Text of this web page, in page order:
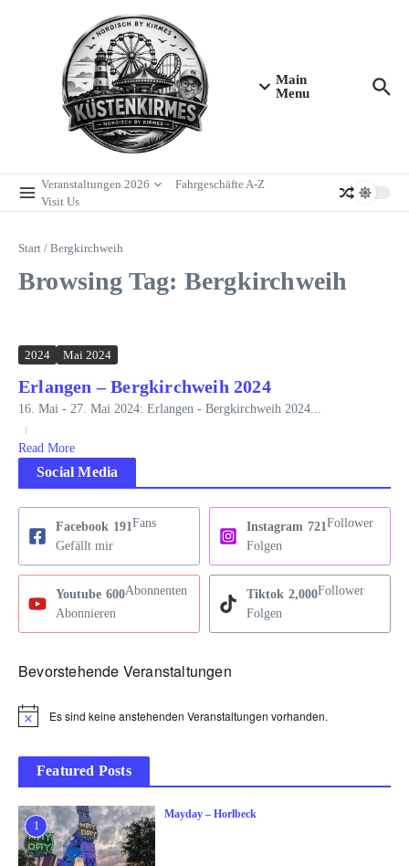
Main
Menu
Veranstaltungen 2026
Fahrgeschäfte A-Z
Visit Us
Start / Bergkirchweih
Browsing Tag: Bergkirchweih
2024 Mai 2024
Erlangen – Bergkirchweih 2024
16. Mai - 27. Mai 2024: Erlangen - Bergkirchweih 2024...
Read More
Social Media
Facebook 191Fans
Gefällt mir
Instagram 721Follower
Folgen
Youtube 600Abonnenten
Abonnieren
Tiktok 2,000Follower
Folgen
Bevorstehende Veranstaltungen
HinweisEs sind keine anstehenden Veranstaltungen vorhanden.
Featured Posts
1
Mayday – Horlbeck